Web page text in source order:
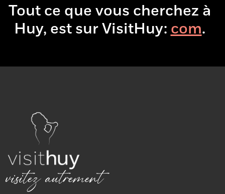
Tout ce que vous cherchez à
Huy, est sur VisitHuy:.
visitez autrement